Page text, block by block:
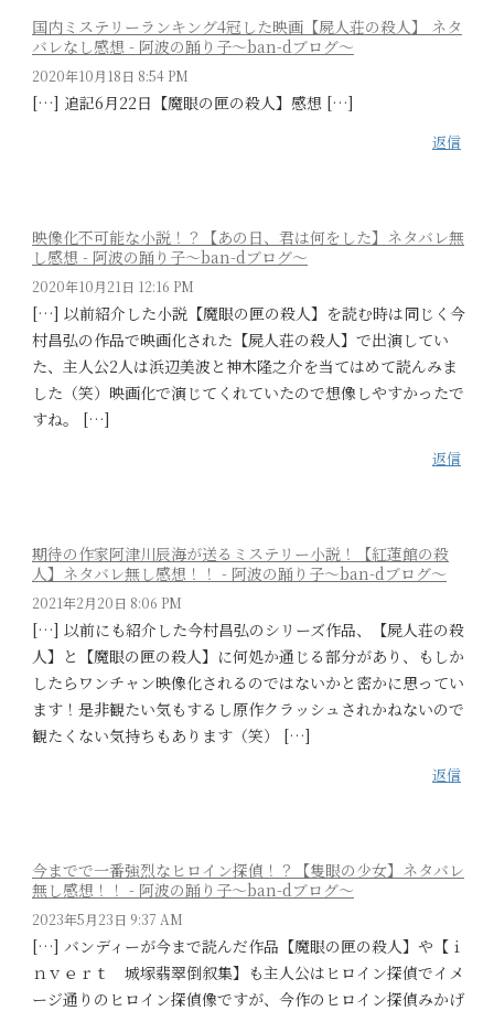
国内ミステリーランキング4冠した映画【屍人荘の殺人】 ネタ
バレなし感想 - 阿波の踊り子〜ban-dブログ〜
2020年10月18日 8:54 PM
[…] 追記6月22日【魔眼の匣の殺人】感想 […]
返信
映像化不可能な小説！？【あの日、君は何をした】ネタバレ無
し感想 - 阿波の踊り子〜ban-dブログ〜
2020年10月21日 12:16 PM
[…] 以前紹介した小説【魔眼の匣の殺人】を読む時は同じく今
村昌弘の作品で映画化された【屍人荘の殺人】で出演してい
た、主人公2人は浜辺美波と神木隆之介を当てはめて読んみま
した（笑）映画化で演じてくれていたので想像しやすかったで
すね。 […]
返信
期待の作家阿津川辰海が送るミステリー小説！【紅蓮館の殺
人】ネタバレ無し感想！！ - 阿波の踊り子〜ban-dブログ〜
2021年2月20日 8:06 PM
[…] 以前にも紹介した今村昌弘のシリーズ作品、【屍人荘の殺
人】と【魔眼の匣の殺人】に何処か通じる部分があり、もしか
したらワンチャン映像化されるのではないかと密かに思ってい
ます！是非観たい気もするし原作クラッシュされかねないので
観たくない気持ちもあります（笑） […]
返信
今までで一番強烈なヒロイン探偵！？【隻眼の少女】ネタバレ
無し感想！！ - 阿波の踊り子〜ban-dブログ〜
2023年5月23日 9:37 AM
[…] バンディーが今まで読んだ作品【魔眼の匣の殺人】や【ｉ
ｎｖｅｒｔ 城塚翡翠倒叙集】も主人公はヒロイン探偵でイメ
ージ通りのヒロイン探偵像ですが、今作のヒロイン探偵みかげ